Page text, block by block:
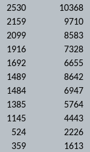
2530
10368
2159
9710
2099
8583
1916
7328
1692
6655
1489
8642
1484
6947
1385
5764
1145
4443
524
2226
359
1613